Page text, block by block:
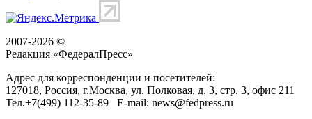
2007-2026 ©
Редакция «ФедералПресс»
Адрес для корреспонденции и посетителей:
127018, Россия, г.Москва, ул. Полковая, д. 3, стр. 3, офис 211
Тел.+7(499) 112-35-89 E-mail: news@fedpress.ru